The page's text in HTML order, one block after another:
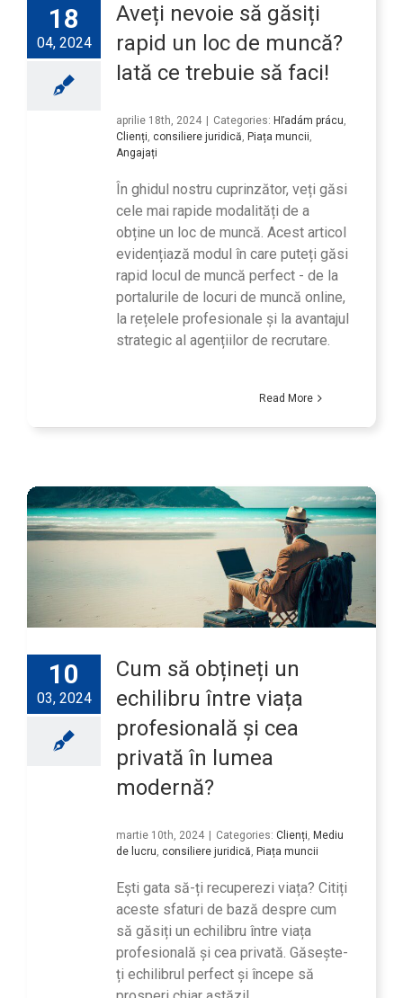
18
04, 2024
Aveți nevoie să găsiți
rapid un loc de muncă?
Iată ce trebuie să faci!
aprilie 18th, 2024 | Categories: Hľadám prácu
Clienți consiliere juridică Piața muncii
Angajați
În ghidul nostru cuprinzător, veți găsi
cele mai rapide modalități de a
obține un loc de muncă. Acest articol
evidențiază modul în care puteți găsi
rapid locul de muncă perfect - de la
portalurile de locuri de muncă online,
la rețelele profesionale și la avantajul
strategic al agențiilor de recrutare.
Read More
10
03, 2024
Cum să obțineți un
echilibru între viața
profesională și cea
privată în lumea
modernă?
martie 10th, 2024 | Categories: Clienți, Mediu
de lucru, consiliere juridică, Piața muncii
Ești gata să-ți recuperezi viața? Citiți
aceste sfaturi de bază despre cum
să găsiți un echilibru între viața
profesională și cea privată. Găsește-
ți echilibrul perfect și începe să